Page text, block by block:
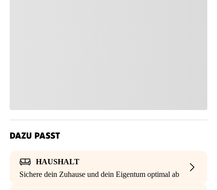
DAZU PASST
HAUSHALT
Sichere dein Zuhause und dein Eigentum optimal ab